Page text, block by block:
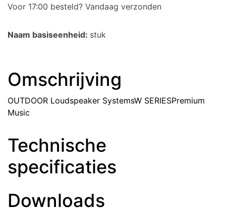
Voor 17:00 besteld? Vandaag verzonden
Naam basiseenheid: stuk
Omschrijving
OUTDOOR Loudspeaker SystemsW SERIESPremium
Music
Technische
specificaties
Downloads